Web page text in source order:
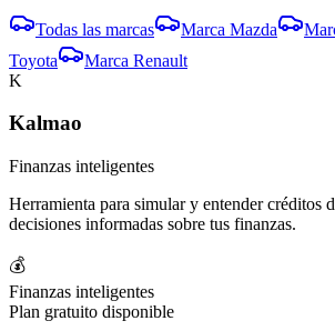
Todas las marcas Marca Mazda
Toyota
Marca Renault
K
Kalmao
Finanzas inteligentes
Herramienta para simular y entender créditos
decisiones informadas sobre tus finanzas.
💰
Finanzas inteligentes
Plan gratuito disponible